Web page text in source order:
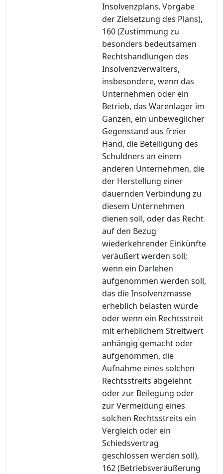
Insolvenzplans, Vorgabe
der Zielsetzung des Plans),
160 (Zustimmung zu
besonders bedeutsamen
Rechtshandlungen des
Insolvenzverwalters,
insbesondere, wenn das
Unternehmen oder ein
Betrieb, das Warenlager im
Ganzen, ein unbeweglicher
Gegenstand aus freier
Hand, die Beteiligung des
Schuldners an einem
anderen Unternehmen, die
der Herstellung einer
dauernden Verbindung zu
diesem Unternehmen
dienen soll, oder das Recht
auf den Bezug
wiederkehrender Einkünfte
veräußert werden soll;
wenn ein Darlehen
aufgenommen werden soll,
das die Insolvenzmasse
erheblich belasten würde
oder wenn ein Rechtsstreit
mit erheblichem Streitwert
anhängig gemacht oder
aufgenommen, die
Aufnahme eines solchen
Rechtsstreits abgelehnt
oder zur Beilegung oder
zur Vermeidung eines
solchen Rechtsstreits ein
Vergleich oder ein
Schiedsvertrag
geschlossen werden soll),
162 (Betriebsveräußerung